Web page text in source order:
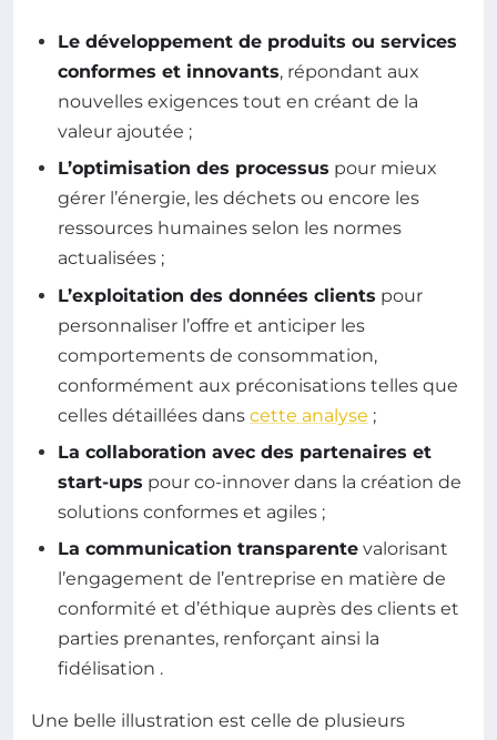
Le développement de produits ou services
conformes et innovants, répondant aux
nouvelles exigences tout en créant de la
valeur ajoutée ;
L’optimisation des processus pour mieux
gérer l’énergie, les déchets ou encore les
ressources humaines selon les normes
actualisées ;
L’exploitation des données clients pour
personnaliser l’offre et anticiper les
comportements de consommation,
conformément aux préconisations telles que
celles détaillées dans cette analyse ;
La collaboration avec des partenaires et
start-ups pour co-innover dans la création de
solutions conformes et agiles ;
La communication transparente valorisant
l’engagement de l’entreprise en matière de
conformité et d’éthique auprès des clients et
parties prenantes, renforçant ainsi la
fidélisation .
Une belle illustration est celle de plusieurs